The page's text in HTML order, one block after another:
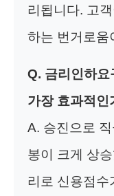
리됩니다. 고
하는 번거로움
Q. 금리인하
가장 효과적인
A. 승진으로
봉이 크게 상
리로 신용점수